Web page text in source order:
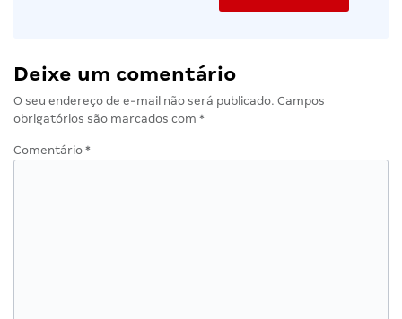
Deixe um comentário
O seu endereço de e-mail não será publicado. Campos
obrigatórios são marcados com *
Comentário *